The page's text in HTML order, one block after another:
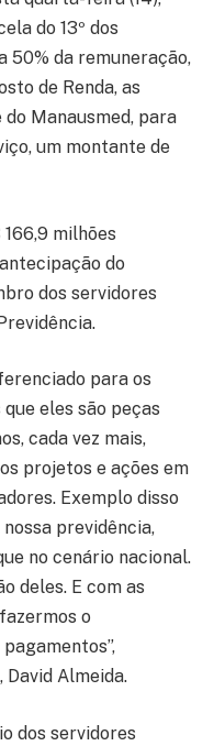
do 13º dos
50% da remuneração,
de Renda, as
Manausmed, para
um montante de
milhões
do
dos servidores
para os
eles são peças
cada vez mais,
projetos e ações em
Exemplo disso
nossa previdência,
no cenário nacional.
deles. E com as
o
Almeida.
dos servidores